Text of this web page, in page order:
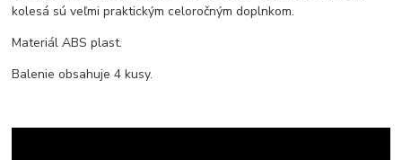
kolesá sú veľmi praktickým celoročným doplnkom.
Materiál ABS plast.
Balenie obsahuje 4 kusy.